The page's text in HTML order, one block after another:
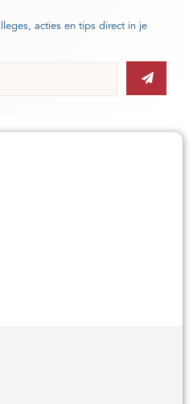
acties en tips direct in je